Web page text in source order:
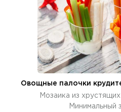
Овощные палочки
Мозаика из
Минимальный